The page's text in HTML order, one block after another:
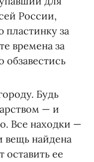
России,
за
времена за
Будь
— и
Все находки —
вещь найдена
оставить ее